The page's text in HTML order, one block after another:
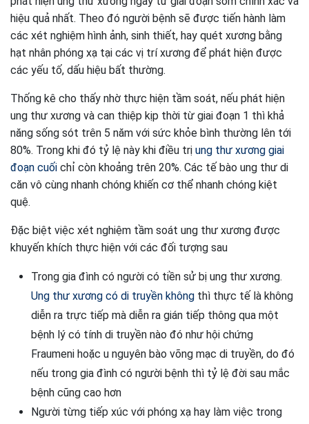
hiệu quả nhất. Theo đó người bệnh sẽ được tiến hành làm
các xét nghiệm hình ảnh, sinh thiết, hay quét xương bằng
hạt nhân phóng xạ tại các vị trí xương để phát hiện được
các yếu tố, dấu hiệu bất thường.
Thống kê cho thấy nhờ thực hiện tầm soát, nếu phát hiện
ung thư xương và can thiệp kịp thời từ giai đoạn 1 thì khả
năng sống sót trên 5 năm với sức khỏe bình thường lên tới
80%. Trong khi đó tỷ lệ này khi điều trị ung thư xương giai
đoạn cuối chỉ còn khoảng trên 20%. Các tế bào ung thư di
căn vô cùng nhanh chóng khiến cơ thể nhanh chóng kiệt
quệ.
Đặc biệt việc xét nghiệm tầm soát ung thư xương được
khuyến khích thực hiện với các đối tượng sau
Trong gia đình có người có tiền sử bị ung thư xương.
Ung thư xương có di truyền không thì thực tế là không
diễn ra trực tiếp mà diễn ra gián tiếp thông qua một
bệnh lý có tính di truyền nào đó như hội chứng
Fraumeni hoặc u nguyên bào võng mạc di truyền, do đó
nếu trong gia đình có người bệnh thì tỷ lệ đời sau mắc
bệnh cũng cao hơn
Người từng tiếp xúc với phóng xạ hay làm việc trong